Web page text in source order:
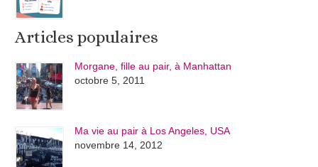
Articles populaires
Morgane, fille au pair, à Manhattan
octobre 5, 2011
Ma vie au pair à Los Angeles, USA
novembre 14, 2012